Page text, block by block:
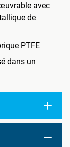
avec
de
PTFE
dans un